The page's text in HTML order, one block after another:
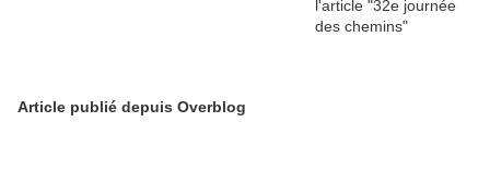
Article publié depuis Overblog